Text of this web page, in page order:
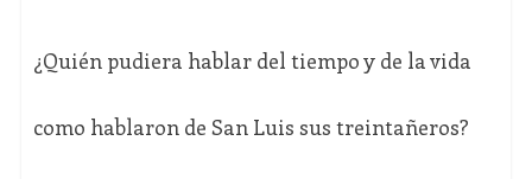
¿Quién pudiera hablar del tiempo y de la vida
como hablaron de San Luis sus treintañeros?